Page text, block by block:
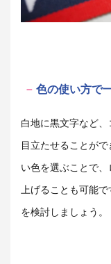
色の使い方で
白地に黒文字など
目立たせることが
い色を選ぶことで
上げることも可能
を検討しましょう。